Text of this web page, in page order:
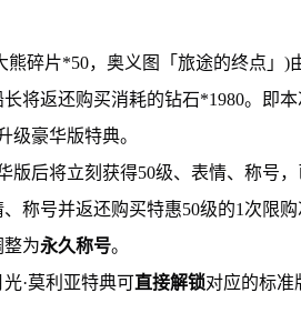
熊碎片*50，奥义图「旅途的终点」)
将返还购买消耗的钻石*1980。即本
级豪华版特典。
版后将立刻获得50级、表情、称号
称号并返还购买特惠50级的1次限购
整为永久称号。
光·莫利亚特典可直接解锁对应的标准